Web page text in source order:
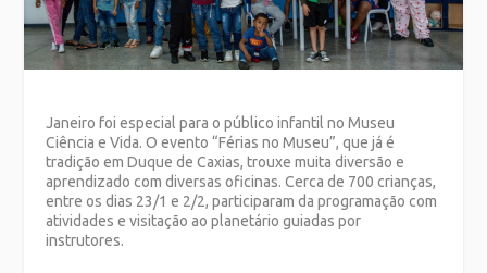
Janeiro foi especial para o público infantil no Museu
Ciência e Vida. O evento “Férias no Museu”, que já é
tradição em Duque de Caxias, trouxe muita diversão e
aprendizado com diversas oficinas. Cerca de 700 crianças,
entre os dias 23/1 e 2/2, participaram da programação com
atividades e visitação ao planetário guiadas por
instrutores.